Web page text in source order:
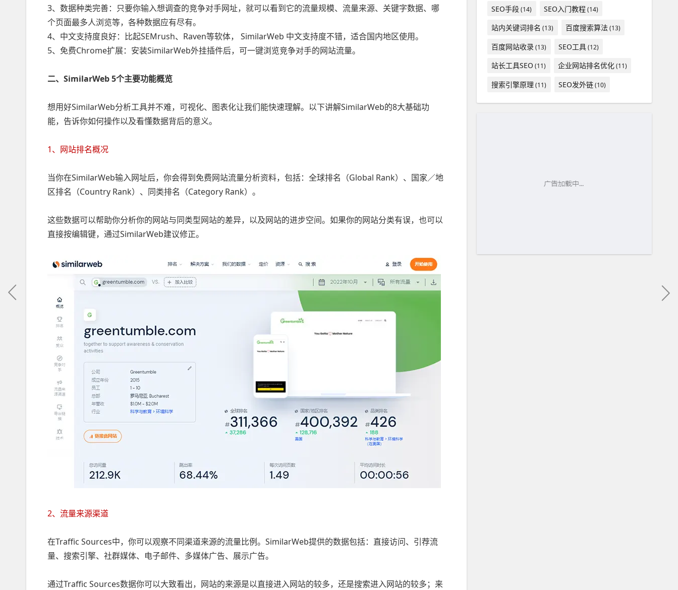
3、数据种类完善：只要你输入想调查的竞争对手网址，就可以看到它的流量规模、流量来源、关键字数据、哪
个页面最多人浏览等，各种数据应有尽有。
4、中文支持度良好：比起SEMrush、Raven等软体， SimilarWeb 中文支持度不错，适合国内地区使用。
5、免费Chrome扩展：安装SimilarWeb外挂插件后，可一键浏览竞争对手的网站流量。
二、SimilarWeb 5个主要功能概览
想用好SimilarWeb分析工具并不难，可视化、图表化让我们能快速理解。以下讲解SimilarWeb的8大基础功
能，告诉你如何操作以及看懂数据背后的意义。
1、网站排名概况
当你在SimilarWeb输入网址后，你会得到免费网站流量分析资料，包括：全球排名（Global Rank）、国家／地
区排名（Country Rank）、同类排名（Category Rank）。
这些数据可以帮助你分析你的网站与同类型网站的差异，以及网站的进步空间。如果你的网站分类有误，也可以
直接按编辑键，通过SimilarWeb建议修正。
2、流量来源渠道
在Traffic Sources中，你可以观察不同渠道来源的流量比例。SimilarWeb提供的数据包括：直接访问、引荐流
量、搜索引擎、社群媒体、电子邮件、多媒体广告、展示广告。
通过Traffic Sources数据你可以大致看出，网站的来源是以直接进入网站的较多，还是搜索进入网站的较多；来
SEO手段(14) SEO入门教程(14)
站内关键词排名 (13) 百度搜索算法(13)
百度网站收录(13) SEO工具(12)
站长工具SEO (11) 企业网站排名优化(11)
搜索引擎原理 (11) SEO发外链(10)